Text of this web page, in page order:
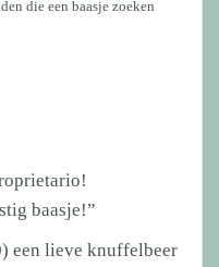
die een baasje zoeken
baasje!”
een lieve knuffelbeer